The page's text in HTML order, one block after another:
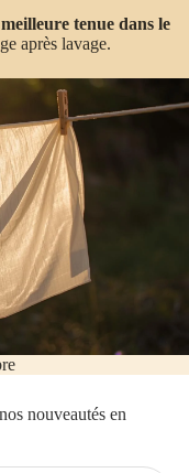
meilleure tenue dans le
après lavage.
nouveautés en